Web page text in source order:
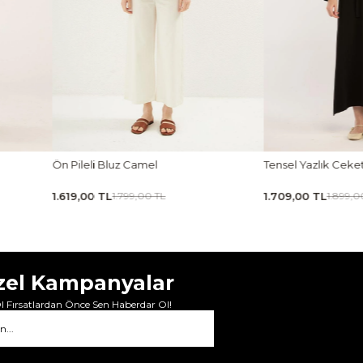
Tensel Yazlık Ceket Siyah
1.709,00 TL1.899,00 TL
Tensel Jile Elbise
1.979,00 TL2.199,00
Kampanyalar
Fırsatlardan Önce Sen Haberdar Ol!